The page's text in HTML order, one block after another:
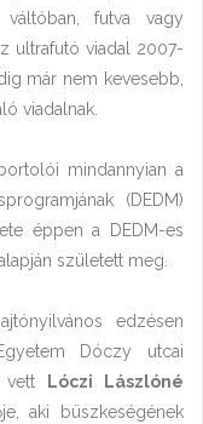
futva vagy
ultrafutó viadal 2007-
már nem kevesebb,
viadalnak.
mindannyian a
(DEDM)
éppen a DEDM-es
született meg.
edzésen
Dóczy utcai
vett
Lóczi Lászlóné
aki büszkeségének